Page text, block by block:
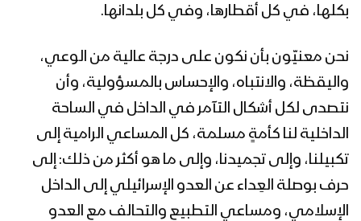
كلمة السيد عبدالملك بدرالدين الحوثي
مونتاج نشيد يمانيون | فرقة أنصار الله –
1442هـ
كلمة السيد عبدالملك بدرالدين الحوثي
خلال فعالية “المنبر الموحد” لإحياء يوم
القدس العالمي 23 رمضان 1442هـ
بكلها، في كل أقطارها، وفي كل بلدانها.
نحن معنيّون بأن نكون على درجة عالية من الوعي،
واليقظة، والانتباه، والإحساس بالمسؤولية، وأن
نتصدى لكل أشكال التآمر في الداخل في الساحة
الداخلية لنا كأمةٍ مسلمة، كل المساعي الرامية إلى
تكبيلنا، وإلى تجميدنا، وإلى ما هو أكثر من ذلك: إلى
حرف بوصلة العِداء عن العدو الإسرائيلي إلى الداخل
الإسلامي، ومساعي التطبيع والتحالف مع العدو